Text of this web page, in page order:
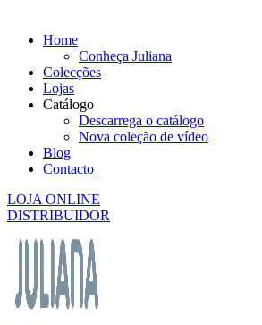
Home
Conheça Juliana
Colecções
Lojas
Catálogo
Descarrega o catálogo
Nova coleção de vídeo
Blog
Contacto
LOJA ONLINE
DISTRIBUIDOR